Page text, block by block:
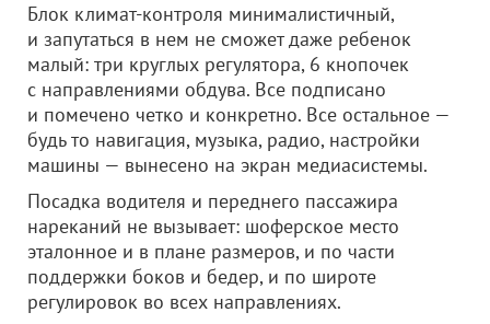
Блок климат-контроля минималистичный,
и запутаться в нем не сможет даже ребенок
малый: три круглых регулятора, 6 кнопочек
с направлениями обдува. Все подписано
и помечено четко и конкретно. Все остальное —
будь то навигация, музыка, радио, настройки
машины — вынесено на экран медиасистемы.
Посадка водителя и переднего пассажира
нареканий не вызывает: шоферское место
эталонное и в плане размеров, и по части
поддержки боков и бедер, и по широте
регулировок во всех направлениях.